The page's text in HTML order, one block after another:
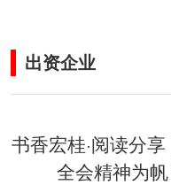
出资企业
书香宏桂·阅读分
全会精神为